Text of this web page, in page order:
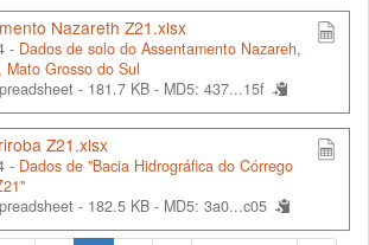
Nazareth Z21.xlsx
- Dados de solo do Assentamento Nazareh,
Mato Grosso do Sul
- 181.7 KB - MD5: 437...15f
Z21.xlsx
- Dados de "Bacia Hidrográfica do Córrego
- 182.5 KB - MD5: 3a0...c05